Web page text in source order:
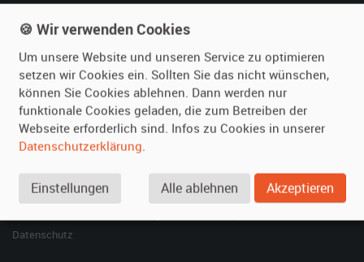
Fotos senden
Fragen für Vermieter
Inserat verwalten
Kontakt
SPECIAL
Berühmte Filmautos –
Datenschutz
🍪 Wir verwenden Cookies
Um unsere Website und unseren Service zu optimieren
setzen wir Cookies ein. Sollten Sie das nicht wünschen,
können Sie Cookies ablehnen. Dann werden nur
funktionale Cookies geladen, die zum Betreiben der
Webseite erforderlich sind. Infos zu Cookies in unserer
Datenschutzerklärung.
Einstellungen Alle ablehnen Akzeptieren